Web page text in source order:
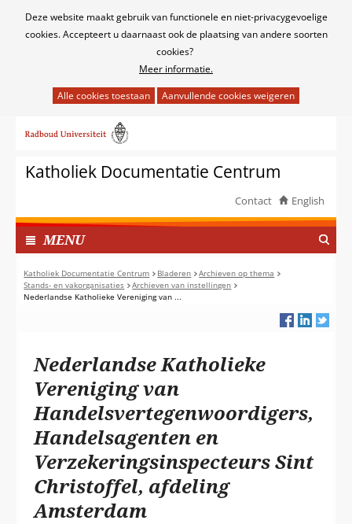
Cookies
Deze website maakt gebruik van functionele en niet-privacygevoelige
cookies. Accepteert u daarnaast ook de plaatsing van andere soorten
cookies?
Meer informatie.
het
van
cookies
deze
website
worden
toegestaan
of
geweigerd.
naar
inhoudKatholiek Documentatie Centrum
Contact English
MENUI
N
G
E
K
T
Katholiek Documentatie Centrum Bladeren
Archieven op thema
Stands- en vakorganisaties
Archieven van instellingen
Nederlandse Katholieke Vereniging van ...
Nederlandse Katholieke
Vereniging van
Handelsvertegenwoordigers,
Handelsagenten en
Verzekeringsinspecteurs Sint
Christoffel, afdeling
Amsterdam